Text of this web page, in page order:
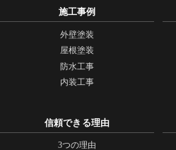
施工事例
外壁塗装
屋根塗装
防水工事
内装工事
信頼できる理由
3つの理由